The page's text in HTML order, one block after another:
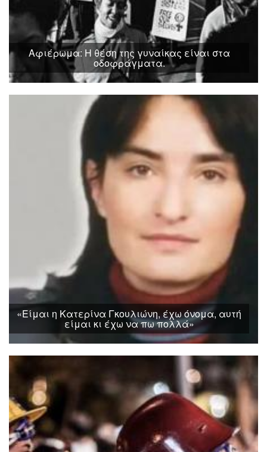
Αφιέρωμα: Η θέση της γυναίκας είναι στα
οδοφράγματα.
«Είμαι η Κατερίνα Γκουλιώνη, έχω όνομα, αυτή
είμαι κι έχω να πω πολλά»